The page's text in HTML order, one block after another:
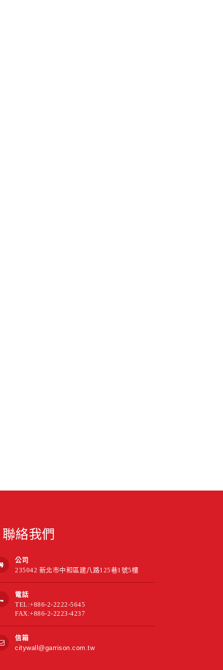
聯絡我們
公司
235042 新北市中和區建八路125巷1號5樓
電話
TEL:+886-2-2222-5645
FAX:+886-2-2223-4237
信箱
citywall@garrison.com.tw